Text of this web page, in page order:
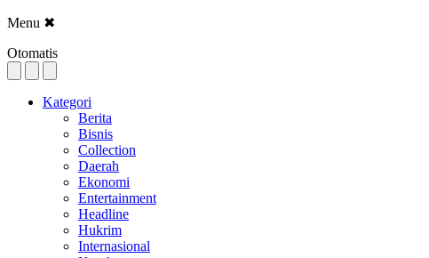
Menu ✖
Otomatis
Kategori
Berita
Bisnis
Collection
Daerah
Ekonomi
Entertainment
Headline
Hukrim
Internasional